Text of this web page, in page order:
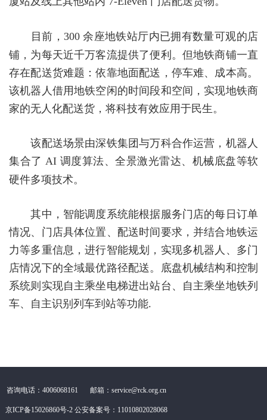
目前， 300余座地铁站厅内已拥有数量可观的店
铺，为每天近千万客流提供了便利。但地铁商铺一直
存在配送货难题：依靠地面配送，停车难、成本高。
该机器人 借用地铁空闲的时间段和空间 ，实现地铁商
家的无人化配送货，将科技有效应用于民生。
该配送场景由深铁集团与万科合作运营，机器人
集合了 AI 调度算法、全景激光雷达、机械底盘等软
硬件多项技术。
其中，智能调度系统能根据服务门店的每日订单
情况、门店具体位置、配送时间要求，并结合地铁运
力等多重信息 ，进行智能规划，实现多机器人、多门
店情况下的全域最优路径配送 。底盘机械结构和控制
系统则实现自主乘坐电梯进出站台、自主乘坐地铁列
车、自主识别列车到站等功能.
咨询电话：4006068161 邮箱：service@rck.org.cn
京ICP备15026860号-2公安备案号：11010802028068